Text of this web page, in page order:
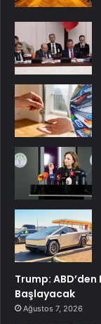
Trump:
Başlayacak
Ağustos 7, 2026